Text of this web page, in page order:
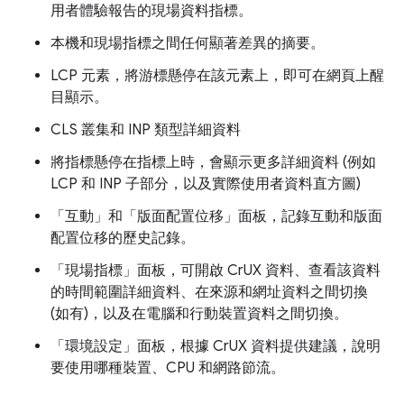
用者體驗報告的現場資料指標。
本機和現場指標之間任何顯著差異的摘要。
LCP 元素，將游標懸停在該元素上，即可在網頁上醒
目顯示。
CLS 叢集和 INP 類型詳細資料
將指標懸停在指標上時，會顯示更多詳細資料 (例如
LCP 和 INP 子部分，以及實際使用者資料直方圖)
「互動」 和「版面配置位移」 面板，記錄互動和版面
配置位移的歷史記錄。
「現場指標」 面板，可開啟 CrUX 資料、查看該資料
的時間範圍詳細資料、在來源和網址資料之間切換
(如有)，以及在電腦和行動裝置資料之間切換。
「環境設定」 面板，根據 CrUX 資料提供建議，說明
要使用哪種裝置、CPU 和網路節流。